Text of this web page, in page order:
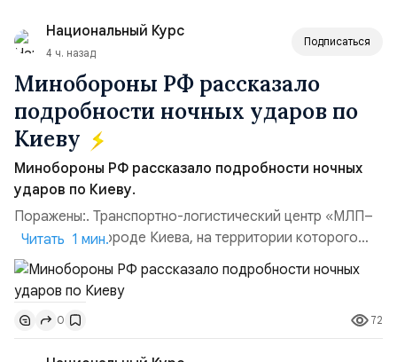
Национальный Курс
4 ч. назад
Подписаться
Минобороны РФ рассказало
подробности ночных ударов по
Киеву
Минобороны РФ рассказало подробности ночных
ударов по Киеву.
Поражены:. Транспортно-логистический центр «МЛП–
Чайка» в пригороде Киева, на территории которого
осуществлялось хранение, сборка а также запуск с
прилегающего полевого аэродром «Чайка»
дальнобойных БПЛА ВСУ; Складские помещения
«Транс-Логистик» в Оболонском районе г. Киев,
использовавшиеся для хранения военного
Читать 1 мин.
0 72